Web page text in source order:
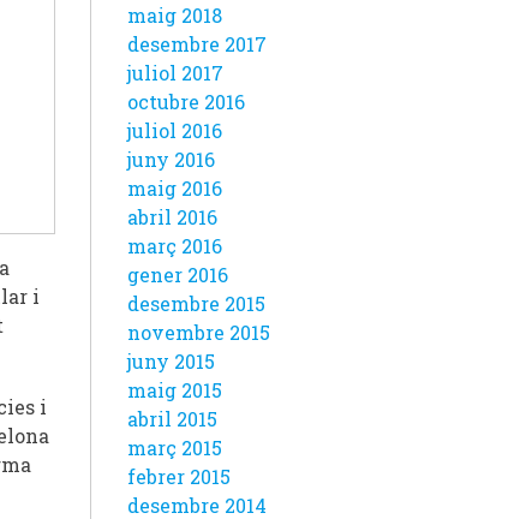
i
i
maig 2018
desembre 2017
juliol 2017
octubre 2016
juliol 2016
juny 2016
maig 2016
abril 2016
març 2016
gener 2016
desembre 2015
novembre 2015
juny 2015
maig 2015
abril 2015
març 2015
febrer 2015
desembre 2014